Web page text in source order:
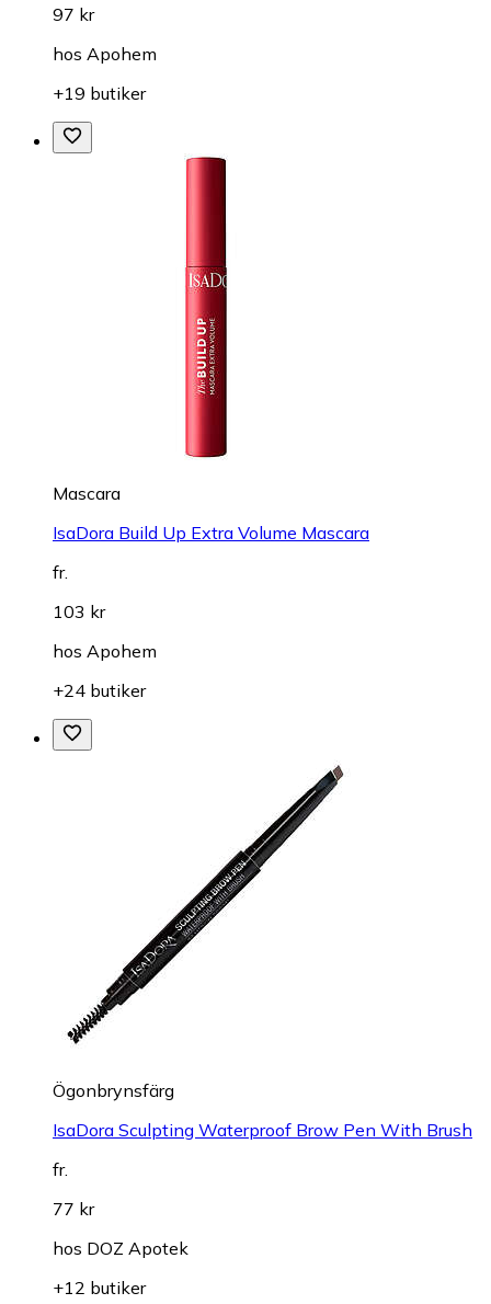
97 kr
hos Apohem
+19 butiker
Mascara
IsaDora Build Up Extra Volume Mascara
fr.
103 kr
hos Apohem
+24 butiker
Ögonbrynsfärg
IsaDora Sculpting Waterproof Brow Pen With Brush
fr.
77 kr
hos DOZ Apotek
+12 butiker